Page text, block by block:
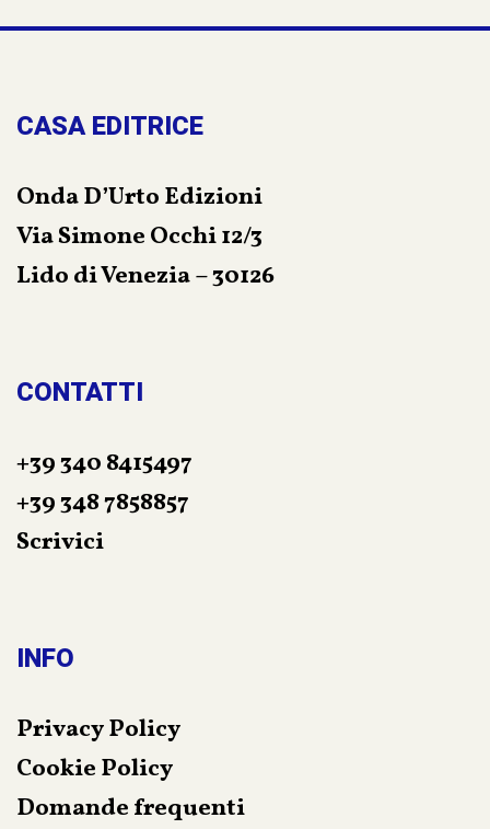
problemi che lo affliggono. Il counselor, con le
difensivo e raccogliere tutte le informazioni utili
e seguire uno stile di vita che lo porti a
raggiungere un vero e duraturo benessere.
CASA EDITRICE
Onda D’Urto Edizioni
Via Simone Occhi 12/3
Lido di Venezia – 30126
CONTATTI
+39 340 8415497
+39 348 7858857
Scrivici
INFO
Privacy Policy
Cookie Policy
Domande frequenti